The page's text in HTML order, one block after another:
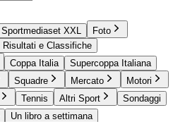
Sportmediaset XXL
Foto
Risultati e Classifiche
Coppa Italia
Supercoppa Italiana
Squadre Mercato
Motori
Tennis Altri Sport
Sondaggi
Un libro a settimana